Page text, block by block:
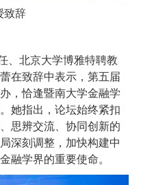
致辞
、北京大学博雅特聘教
在致辞中表示，第五届
，恰逢暨南大学金融学
她指出，论坛始终紧扣
思辨交流、协同创新的
深刻调整，加快构建中
融学界的重要使命。